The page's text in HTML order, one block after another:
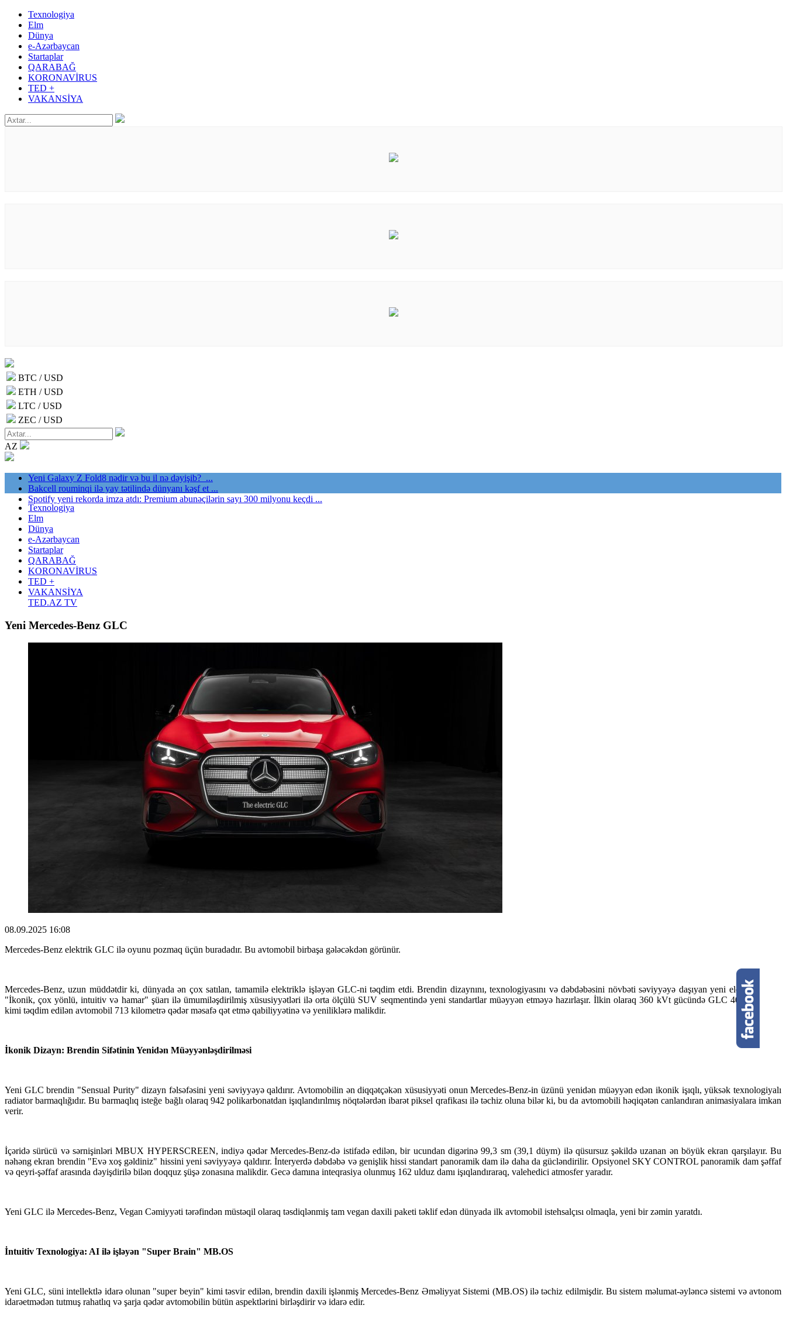
Texnologiya
Elm
Dünya
e-Azərbaycan
Startaplar
QARABAĞ
KORONAVİRUS
TED +
VAKANSİYA
BTC / USD
ETH / USD
LTC / USD
ZEC / USD
AZ
Yeni Galaxy Z Fold8 nədir və bu il nə dəyişib? ...
Bakcell rouminqi ilə yay tətilində dünyanı kəşf et ...
Spotify yeni rekorda imza atdı: Premium abunəçilərin sayı 300 milyonu keçdi ...
Texnologiya
Elm
Dünya
e-Azərbaycan
Startaplar
QARABAĞ
KORONAVİRUS
TED +
VAKANSİYA
TED.AZ TV
Yeni Mercedes-Benz GLC
08.09.2025 16:08
Mercedes-Benz elektrik GLC ilə oyunu pozmaq üçün buradadır. Bu avtomobil birbaşa gələcəkdən görünür.
Mercedes-Benz, uzun müddətdir ki, dünyada ən çox satılan, tamamilə elektriklə işləyən GLC-ni təqdim etdi. Brendin dizaynını, texnologiyasını və dəbdəbəsini növbəti səviyyəyə daşıyan yeni elektrik GLC,
"İkonik, çox yönlü, intuitiv və hamar" şüarı ilə ümumiləşdirilmiş xüsusiyyətləri ilə orta ölçülü SUV seqmentində yeni standartlar müəyyən etməyə hazırlaşır. İlkin olaraq 360 kVt gücündə GLC 400 4MATIC
kimi təqdim edilən avtomobil 713 kilometrə qədər məsafə qət etmə qabiliyyətinə və yeniliklərə malikdir.
İkonik Dizayn: Brendin Sifətinin Yenidən Müəyyənləşdirilməsi
Yeni GLC brendin "Sensual Purity" dizayn fəlsəfəsini yeni səviyyəyə qaldırır. Avtomobilin ən diqqətçəkən xüsusiyyəti onun Mercedes-Benz-in üzünü yenidən müəyyən edən ikonik işıqlı, yüksək texnologiyalı
radiator barmaqlığıdır. Bu barmaqlıq isteğe bağlı olaraq 942 polikarbonatdan işıqlandırılmış nöqtələrdən ibarət piksel qrafikası ilə təchiz oluna bilər ki, bu da avtomobili həqiqətən canlandıran animasiyalara imkan
verir.
İçəridə sürücü və sərnişinləri MBUX HYPERSCREEN, indiyə qədər Mercedes-Benz-də istifadə edilən, bir ucundan digərinə 99,3 sm (39,1 düym) ilə qüsursuz şəkildə uzanan ən böyük ekran qarşılayır. Bu
nəhəng ekran brendin "Evə xoş gəldiniz" hissini yeni səviyyəyə qaldırır. İnteryerdə dəbdəbə və genişlik hissi standart panoramik dam ilə daha da gücləndirilir. Opsiyonel SKY CONTROL panoramik dam şəffaf
və qeyri-şəffaf arasında dəyişdirilə bilən doqquz şüşə zonasına malikdir. Gecə damına inteqrasiya olunmuş 162 ulduz damı işıqlandıraraq, valehedici atmosfer yaradır.
Yeni GLC ilə Mercedes-Benz, Vegan Cəmiyyəti tərəfindən müstəqil olaraq təsdiqlənmiş tam vegan daxili paketi təklif edən dünyada ilk avtomobil istehsalçısı olmaqla, yeni bir zəmin yaratdı.
İntuitiv Texnologiya: AI ilə işləyən "Super Brain" MB.OS
Yeni GLC, süni intellektlə idarə olunan "super beyin" kimi təsvir edilən, brendin daxili işlənmiş Mercedes-Benz Əməliyyat Sistemi (MB.OS) ilə təchiz edilmişdir. Bu sistem məlumat-əyləncə sistemi və avtonom
idarəetmədən tutmuş rahatlıq və şarja qədər avtomobilin bütün aspektlərini birləşdirir və idarə edir.